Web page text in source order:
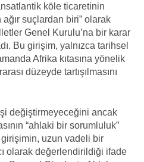
köle ticaretinin
ağır suçlardan biri” olarak
Genel Kurulu’na bir karar
Bu girişim, yalnızca tarihsel
Afrika kıtasına yönelik
düzeyde tartışılmasını
değiştirmeyeceğini ancak
“ahlaki bir sorumluluk”
girişimin, uzun vadeli bir
olarak değerlendirildiği ifade